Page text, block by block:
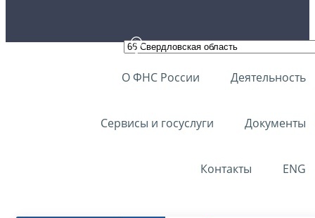
О ФНС России Деятельность
Сервисы и госуслуги Документы
Контакты ENG